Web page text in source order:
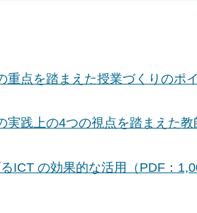
重点を踏まえた授業づくりのポ
践上の4つの視点を踏まえた教
ICT の効果的な活用（PDF：